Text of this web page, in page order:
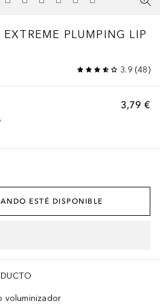
PLUMPING LIP
3.9(48)
3,79 €
ESTÉ DISPONIBLE
voluminizador